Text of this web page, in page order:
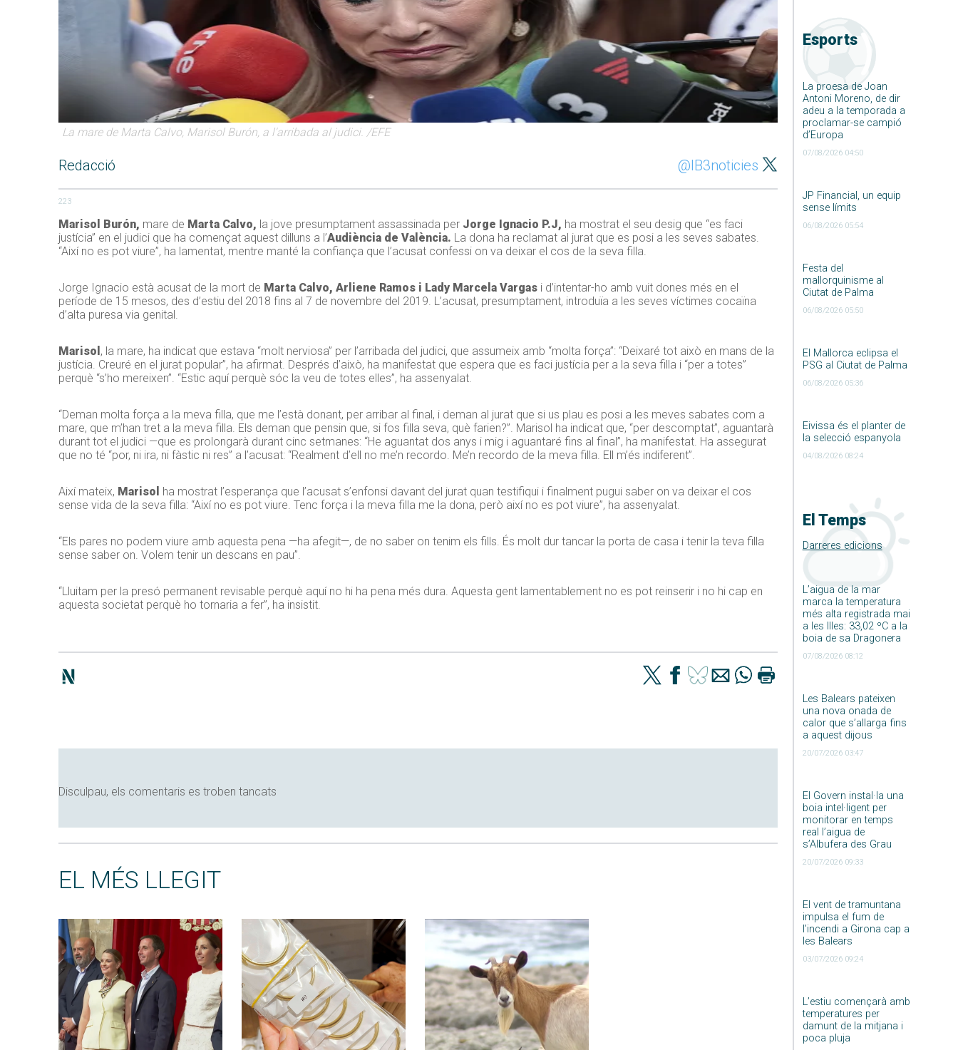
Esports
La proesa de Joan
Antoni Moreno, de dir
adeu a la temporada a
proclamar-se campió
d’Europa
07/08/2026 04:50
JP Financial, un equip
sense límits
06/08/2026 05:54
Festa del
mallorquinisme al
Ciutat de Palma
06/08/2026 05:50
El Mallorca eclipsa el
PSG al Ciutat de Palma
06/08/2026 05:36
Eivissa és el planter de
la selecció espanyola
04/08/2026 08:24
El Temps
Darreres edicions
L’aigua de la mar
marca la temperatura
més alta registrada mai
a les Illes: 33,02 ºC a la
boia de sa Dragonera
07/08/2026 08:12
Les Balears pateixen
una nova onada de
calor que s’allarga fins
a aquest dijous
20/07/2026 03:47
El Govern instal·la una
boia intel·ligent per
monitorar en temps
real l’aigua de
s’Albufera des Grau
20/07/2026 09:33
El vent de tramuntana
impulsa el fum de
l’incendi a Girona cap a
les Balears
03/07/2026 09:24
L’estiu començarà amb
temperatures per
damunt de la mitjana i
poca pluja
La mare de Marta Calvo, Marisol Burón, a l'arribada al judici. /EFE
Redacció @IB3noticies
223
Marisol Burón, mare de Marta Calvo, la jove presumptament assassinada per Jorge Ignacio P.J, ha mostrat el seu desig que “es faci
justícia” en el judici que ha començat aquest dilluns a l’Audiència de València. La dona ha reclamat al jurat que es posi a les seves sabates.
“Així no es pot viure”, ha lamentat, mentre manté la confiança que l’acusat confessi on va deixar el cos de la seva filla.
Jorge Ignacio està acusat de la mort de Marta Calvo, Arliene Ramos i Lady Marcela Vargas i d’intentar-ho amb vuit dones més en el
període de 15 mesos, des d’estiu del 2018 fins al 7 de novembre del 2019. L’acusat, presumptament, introduïa a les seves víctimes cocaïna
d’alta puresa via genital.
Marisol , la mare, ha indicat que estava “molt nerviosa” per l’arribada del judici, que assumeix amb “molta força”: “Deixaré tot això en mans de la
justícia. Creuré en el jurat popular”, ha afirmat. Després d’això, ha manifestat que espera que es faci justícia per a la seva filla i “per a totes”
perquè “s’ho mereixen”. “Estic aquí perquè sóc la veu de totes elles”, ha assenyalat.
“Deman molta força a la meva filla, que me l’està donant, per arribar al final, i deman al jurat que si us plau es posi a les meves sabates com a
mare, que m’han tret a la meva filla. Els deman que pensin que, si fos filla seva, què farien?”. Marisol ha indicat que, “per descomptat”, aguantarà
durant tot el judici —que es prolongarà durant cinc setmanes: “He aguantat dos anys i mig i aguantaré fins al final”, ha manifestat. Ha assegurat
que no té “por, ni ira, ni fàstic ni res” a l’acusat: “Realment d’ell no me’n recordo. Me’n recordo de la meva filla. Ell m’és indiferent”.
Així mateix, Marisol
ha mostrat l’esperança que l’acusat s’enfonsi davant del jurat quan testifiqui i finalment pugui saber on va deixar el cos
sense vida de la seva filla: “Així no es pot viure. Tenc força i la meva filla me la dona, però així no es pot viure”, ha assenyalat.
“Els pares no podem viure amb aquesta pena —ha afegit—, de no saber on tenim els fills. És molt dur tancar la porta de casa i tenir la teva filla
sense saber on. Volem tenir un descans en pau”.
“Lluitam per la presó permanent revisable perquè aquí no hi ha pena més dura. Aquesta gent lamentablement no es pot reinserir i no hi cap en
aquesta societat perquè ho tornaria a fer”, ha insistit.
Disculpau, els comentaris es troben tancats
EL MÉS LLEGIT